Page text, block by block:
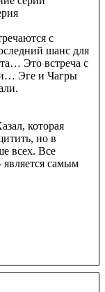
с
шанс для
Это встреча с
Эге и Чагры
которая
но в
всех. Все
является самым